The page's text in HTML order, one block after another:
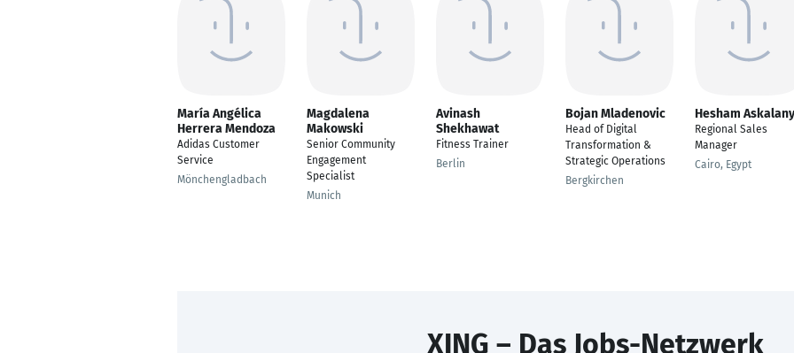
María Angélica
Herrera Mendoza
Adidas Customer
Service
Mönchengladbach
Magdalena
Makowski
Senior Community
Engagement
Specialist
Munich
Avinash
Shekhawat
Fitness Trainer
Berlin
Bojan Mladenovic
Head of Digital
Transformation &
Strategic Operations
Bergkirchen
Hesham Askalany
Regional Sales
Manager
Cairo, Egypt
XING – Das Jobs-Netzwerk